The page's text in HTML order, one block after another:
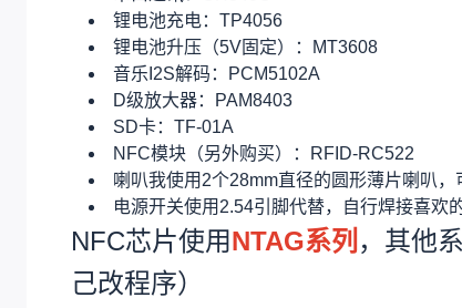
锂电池充电：TP4056
锂电池升压（5V固定）：MT3608
音乐I2S解码：PCM5102A
D级放大器：PAM8403
SD卡：TF-01A
NFC模块（另外购买）：RFID-RC522
喇叭我使用2个28mm直径的圆形薄片喇叭，
电源开关使用2.54引脚代替，自行焊接喜欢
NFC芯片使用NTAG系列 ，其他
己改程序）